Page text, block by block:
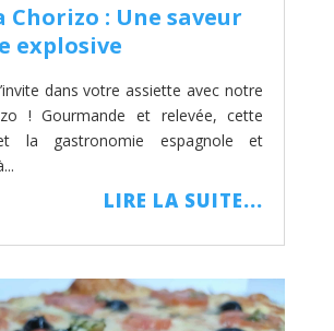
Chorizo : Une saveur
explosive
dans votre assiette avec notre
! Gourmande et relevée, cette
la gastronomie espagnole et
LIRE LA SUITE...